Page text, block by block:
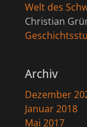
Welt des
Christian
Archiv
Dezember
Januar 2018
Mai 2017